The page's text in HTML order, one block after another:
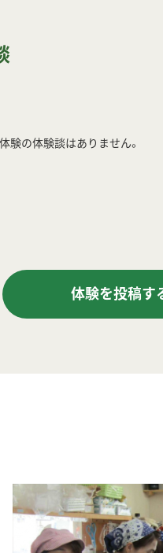
験の体験談はありません。
体験を投稿す